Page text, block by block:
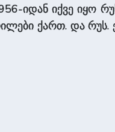
იდან იქვე იყო
ქართ. და რუს.